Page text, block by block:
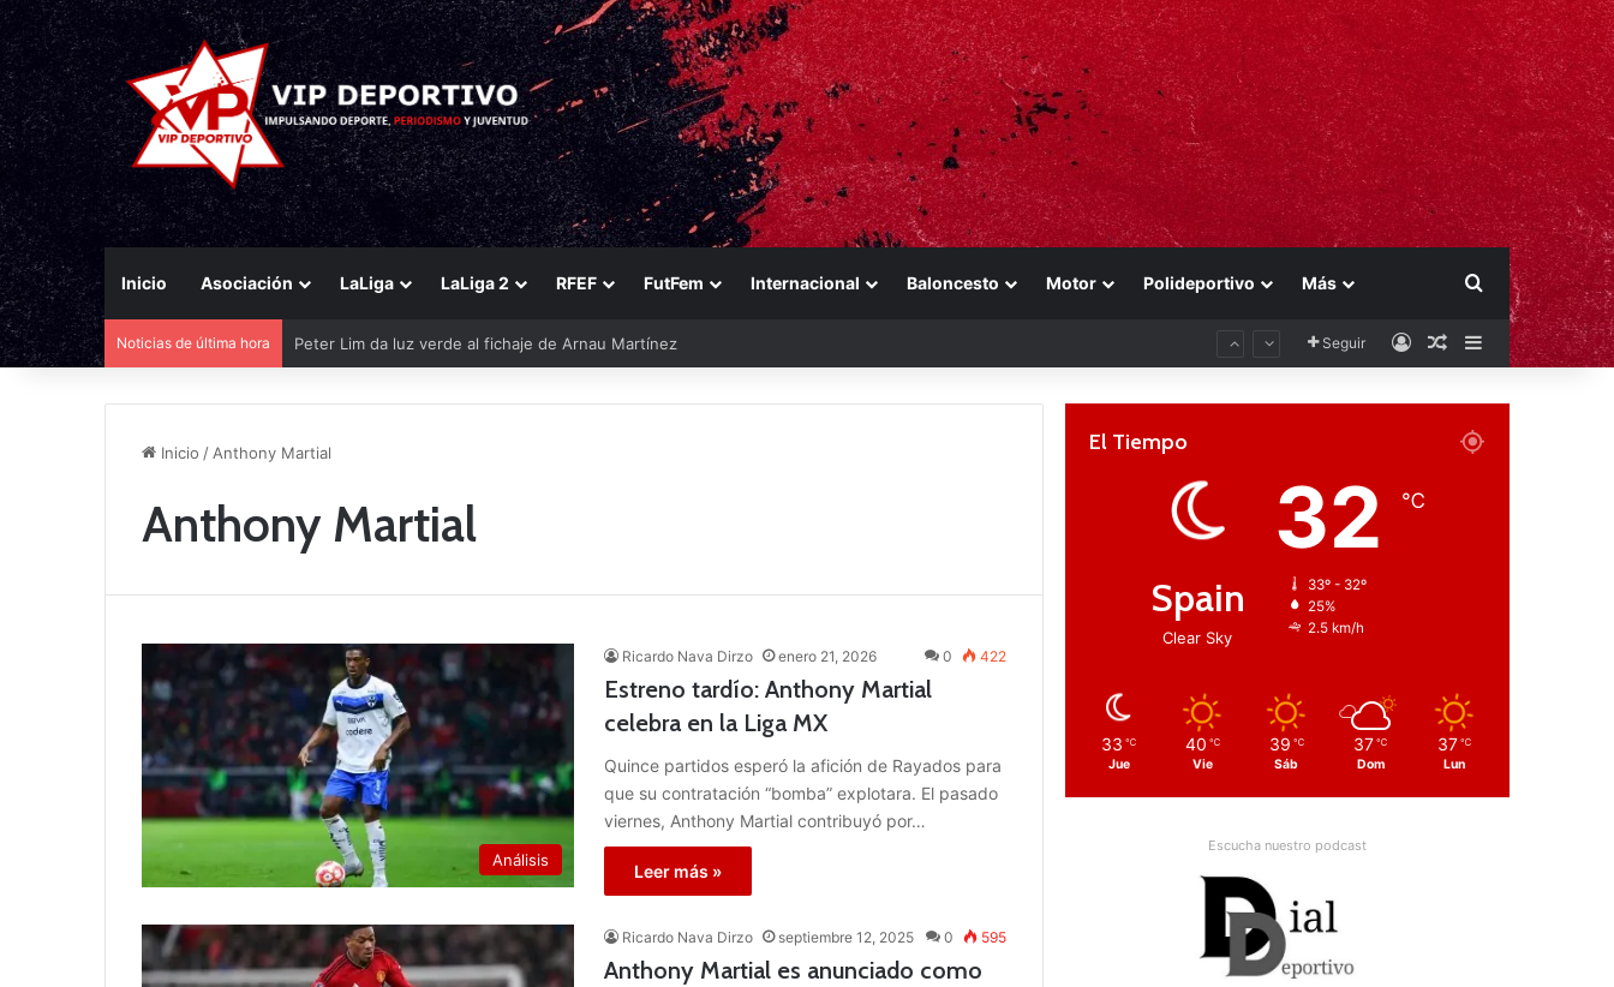
Inicio Asociación LaLiga LaLiga 2 RFEF FutFem Internacional Baloncesto Motor Polideportivo Más Buscar por
Noticias de última hora Peter Lim da luz verde al fichaje de Arnau Martínez Seguir AccesoPublicación al
Barra lateral
Inicio / Anthony Martial
Anthony Martial
Análisis
Ricardo Nava Dirzo enero 21, 2026 0 422
Estreno tardío: Anthony Martial
celebra en la Liga MX
Quince partidos esperó la afición de Rayados para
que su contratación “bomba” explotara. El pasado
viernes, Anthony Martial contribuyó por…
Leer más »
Ricardo Nava Dirzo septiembre 12, 2025 0 595
Anthony Martial es anunciado como
El Tiempo
Spain
Clear Sky
32 ℃
33º - 32º
25%
2.5 km/h
33 ℃
Jue
40 ℃
Vie
39 ℃
Sáb
37 ℃
Dom
37 ℃
Lun
Escucha nuestro podcast